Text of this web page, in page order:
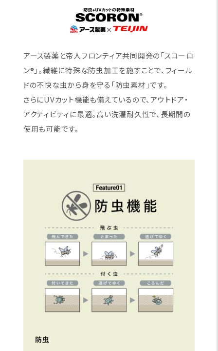
アース製薬と帝人フロンティア共同開発の「スコーロ
ン®」。繊維に特殊な防虫加工を施すことで、フィール
ドの不快な虫から身を守る「防虫素材」です。
さらにUVカット機能も備えているので、アウトドア・
アクティビティに最適。高い洗濯耐久性で、長期間の
使用も可能です。
防虫